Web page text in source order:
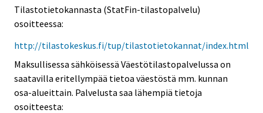
Tilastotietokannasta (StatFin-tilastopalvelu)
osoitteessa:
http://tilastokeskus.fi/tup/tilastotietokannat/index.html
Maksullisessa sähköisessä Väestötilastopalvelussa on
saatavilla eritellympää tietoa väestöstä mm. kunnan
osa-alueittain. Palvelusta saa lähempiä tietoja
osoitteesta: